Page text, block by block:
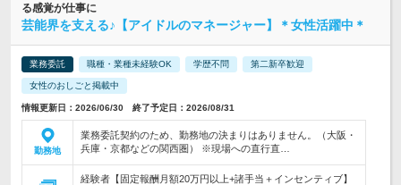
る感覚が仕事に
芸能界を支える♪【アイドルのマネージャー】＊女性活躍中＊
業務委託 職種・業種未経験OK 学歴不問 第二新卒歓迎
女性のおしごと掲載中
情報更新日：2026/06/30 終了予定日：2026/08/31
勤務地
業務委託契約のため、勤務地の決まりはありません。（大阪・
兵庫・京都などの関西圏） ※現場への直行直…
経験者【固定報酬月額20万円以上+諸手当＋インセンティブ】